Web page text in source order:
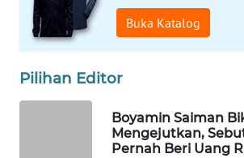
Buka Katalog
Pilihan Editor
Boyamin Saiman
Mengejutkan,
Pernah Beri Uang
CO ID
WAHANANEWS
NET